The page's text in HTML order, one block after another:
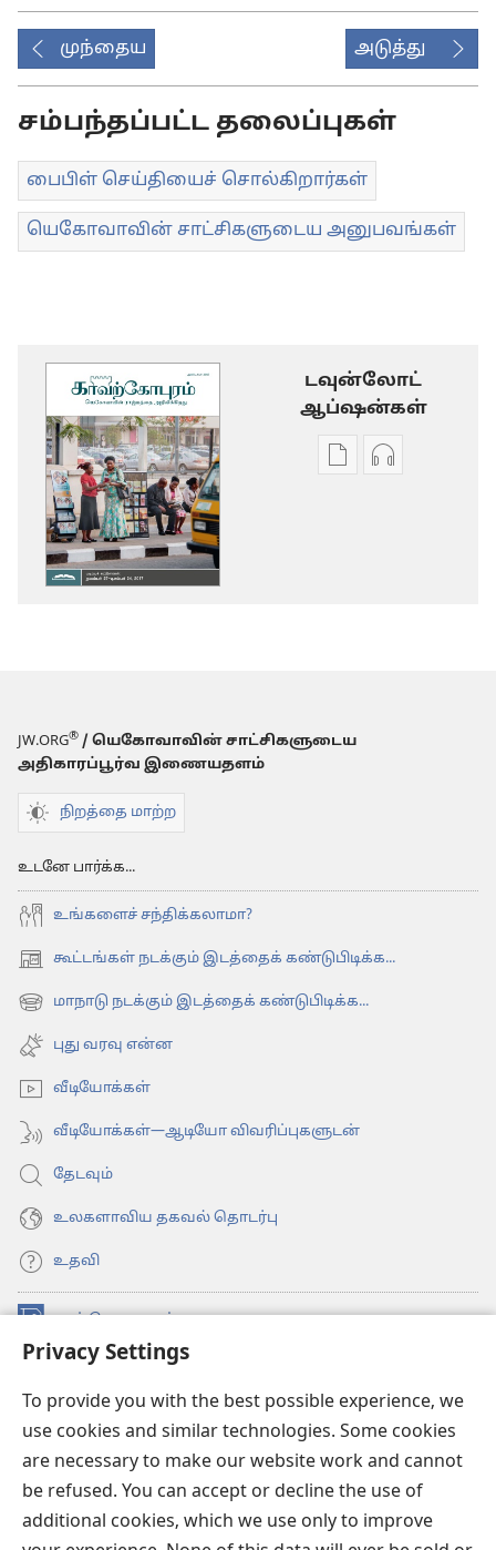
Privacy Settings
To provide you with the best possible experience, we
use cookies and similar technologies. Some cookies
are necessary to make our website work and cannot
be refused. You can accept or decline the use of
additional cookies, which we use only to improve
முந்தைய அடுத்து
சம்பந்தப்பட்ட தலைப்புகள்
பைபிள் செய்தியைச் சொல்கிறார்கள்
யெகோவாவின் சாட்சிகளுடைய அனுபவங்கள்
டவுன்லோட்
ஆப்ஷன்கள்
டிஜிட்டல்ஆடியோ
JW.ORG® / யெகோவாவின் சாட்சிகளுடைய
அதிகாரப்பூர்வ இணையதளம்
நிறத்தை மாற்ற
உடனே பார்க்க...
உங்களைச் சந்திக்கலாமா?
கூட்டங்கள் நடக்கும் இடத்தைக் கண்டுபிடிக்க...
(opens
new மாநாடு நடக்கும் இடத்தைக் கண்டுபிடிக்க...
(opens
new
window)
புது வரவு என்ன
வீடியோக்கள்
வீடியோக்கள்—ஆடியோ விவரிப்புகளுடன்
தேடவும்
உலகளாவிய தகவல் தொடர்பு
உதவி
நன்கொடைகள்
new
(opens
JW Hub®
window)JW லைப்ரரி
உவாட்ச்டவர் லைப்ரரி